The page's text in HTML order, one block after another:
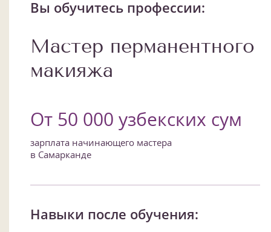
Вы обучитесь профессии:
Мастер перманентного
макияжа
От 50 000 узбекских сум
зарплата начинающего мастера
в Самарканде
Навыки после обучения: